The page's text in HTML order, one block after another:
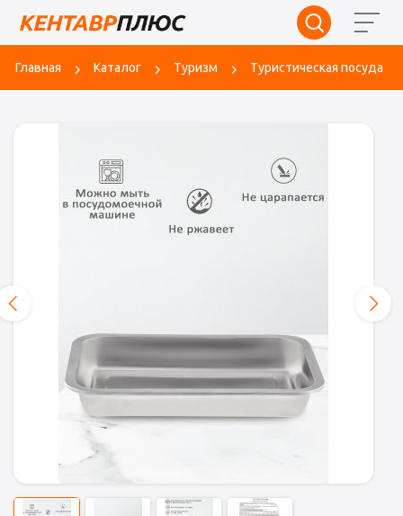
Главная Каталог Туризм Туристическая посуда